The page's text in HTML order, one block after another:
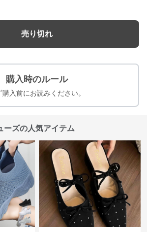
売り切れ
購入時のルール
購入前にお読みください。
ーズの人気アイテム